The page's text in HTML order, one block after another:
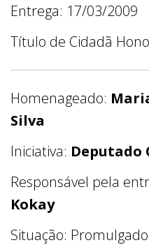
Entrega: 17/03/2009
Título de Cidadã
Homenageado:
Silva
Iniciativa: Deputado
Responsável pela
Kokay
Situação: Promulgado